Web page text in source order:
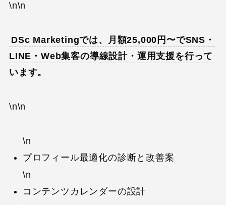
\n\n
DSc Marketingでは、月額25,000円〜でSNS・
LINE・Web集客の導線設計・運用支援を行って
います。
\n\n
\n
プロフィール最適化の診断と改善案
\n
コンテンツカレンダーの設計